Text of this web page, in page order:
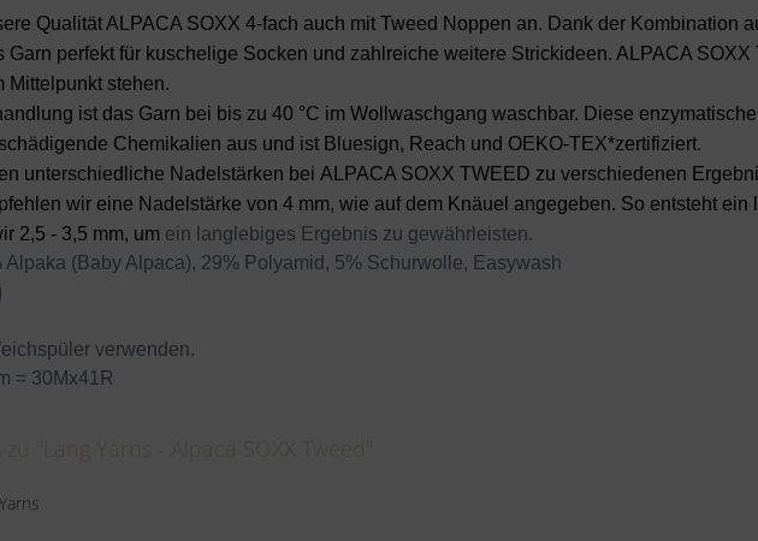
Qualität ALPACA SOXX 4-fach auch mit Tweed Noppen an. Dank der Kombination
Garn perfekt für kuschelige Socken und zahlreiche weitere Strickideen. ALPACA
Mittelpunkt stehen.
ist das Garn bei bis zu 40 °C im Wollwaschgang waschbar. Diese
Chemikalien aus und ist Bluesign, Reach und OEKO-TEX*zertifiziert.
unterschiedliche Nadelstärken bei ALPACA SOXX TWEED zu verschiedenen
wir eine Nadelstärke von 4 mm, wie auf dem Knäuel angegeben. So entsteht ein
2,5 - 3,5 mm, um ein langlebiges Ergebnis zu gewährleisten.
Alpaka (Baby Alpaca), 29% Polyamid, 5% Schurwolle, Easywash
verwenden.
= 30Mx41R